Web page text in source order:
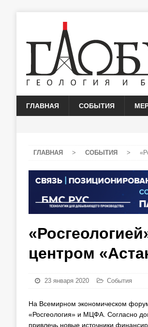
ГЛАВНАЯ СОБЫТИЯ
ГЛАВНАЯ > СОБЫТИЯ >
центром
23 января 2020 События
На Всемирном экономическом
«Росгеология» и МЦФА. Согласно
привлечь новые источники